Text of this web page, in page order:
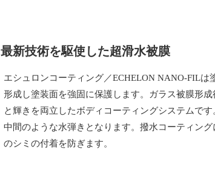
最新技術を駆使した超滑水被膜
エシュロンコーティング／ECHELON NANO-FILは
形成し塗装面を強固に保護します。ガラス被膜形
と輝きを両立したボディコーティングシステムで
中間のような水弾きとなります。撥水コーティン
のシミの付着を防ぎます。